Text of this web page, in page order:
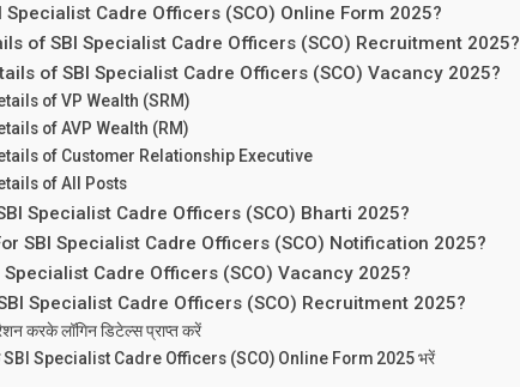
Specialist Cadre Officers (SCO) Online Form 2025?
of SBI Specialist Cadre Officers (SCO) Recruitment 2025?
of SBI Specialist Cadre Officers (SCO) Vacancy 2025?
of VP Wealth (SRM)
of AVP Wealth (RM)
of Customer Relationship Executive
of All Posts
Specialist Cadre Officers (SCO) Bharti 2025?
SBI Specialist Cadre Officers (SCO) Notification 2025?
Cadre Officers (SCO) Vacancy 2025?
Specialist Cadre Officers (SCO) Recruitment 2025?
करके लॉगिन डिटेल्स प्राप्त करें
SBI Specialist Cadre Officers (SCO) Online Form 2025 भरें